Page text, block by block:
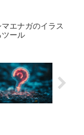
マエナガのイラス
ツール